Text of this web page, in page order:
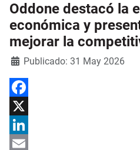
Oddone destacó la
económica y
mejorar la
DetallesPublicado: 31 May 2026
Facebook
X
LinkedIn